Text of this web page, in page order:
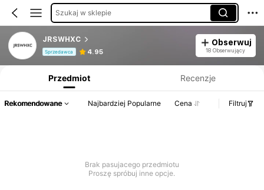
Szukaj w sklepie
JRSWHXC
Sprzedawca 4.95
Obserwuj
18 Obserwujący
Przedmiot Recenzje
Rekomendowane Najbardziej Popularne Cena Filtruj
Brak pasujacego przedmiotu
Proszę spróbuj inne opcje.